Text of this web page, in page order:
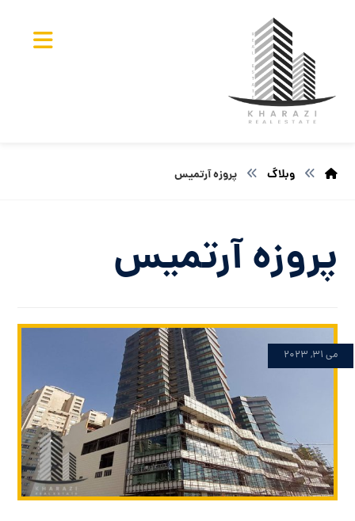
وبلاگ پروزه آرتمیس
پروزه آرتمیس
می ۳۱, ۲۰۲۳